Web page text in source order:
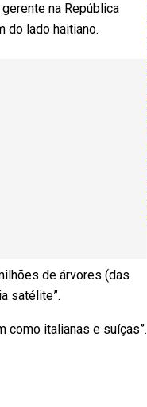
na República
do lado haitiano.
de árvores (das
satélite”.
como italianas e suíças”.